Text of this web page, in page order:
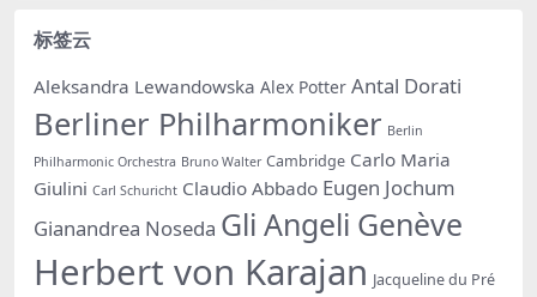
标签云
Aleksandra Lewandowska Alex Potter Antal Dorati
Berliner Philharmoniker Berlin
Philharmonic Orchestra Bruno Walter Cambridge Carlo Maria
Giulini Carl Schuricht Claudio Abbado Eugen Jochum
Gianandrea Noseda Gli Angeli Genève
Herbert von Karajan Jacqueline du Pré